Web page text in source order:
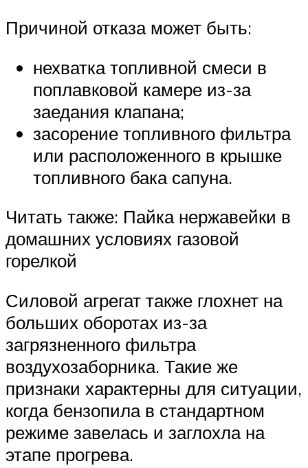
Причиной отказа может быть:
нехватка топливной смеси в
поплавковой камере из-за
заедания клапана;
засорение топливного фильтра
или расположенного в крышке
топливного бака сапуна.
Читать также: Пайка нержавейки в
домашних условиях газовой
горелкой
Силовой агрегат также глохнет на
больших оборотах из-за
загрязненного фильтра
воздухозаборника. Такие же
признаки характерны для ситуации,
когда бензопила в стандартном
режиме завелась и заглохла на
этапе прогрева.